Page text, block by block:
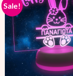
Sale!